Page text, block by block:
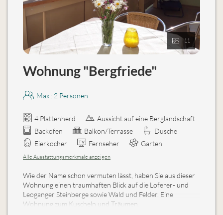
11
Wohnung "Bergfriede"
Max.: 2 Personen
4 Plattenherd
Aussicht auf eine Berglandschaft
Backofen
Balkon/Terrasse
Dusche
Eierkocher
Fernseher Garten
Alle Ausstattungsmerkmale anzeigen
Wie der Name schon vermuten lässt, haben Sie aus dieser
Wohnung einen traumhaften Blick auf die Loferer- und
Leoganger Steinberge sowie Wald und Felder. Eine
Wohnung zum Kuscheln und Träumen.